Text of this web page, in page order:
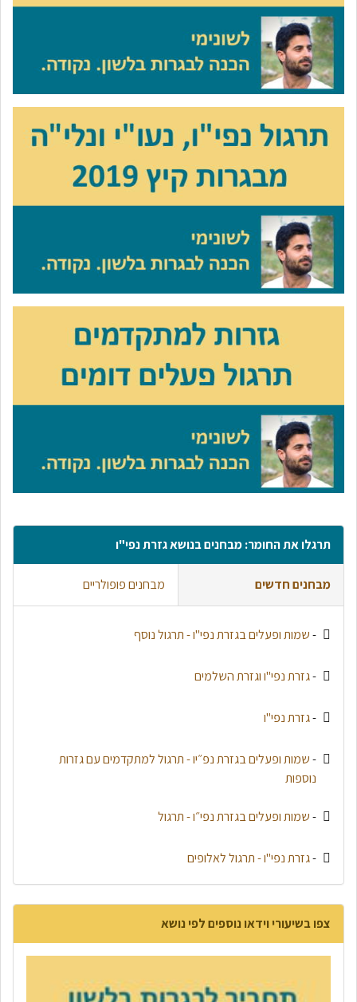
תרגלו את החומר: מבחנים בנושא גזרת נפי"ו
מבחנים חדשים מבחנים פופולריים
-שמות ופעלים בגזרת נפי"ו - תרגול נוסף
-גזרת נפי"ו וגזרת השלמים
-גזרת נפי"ו
-שמות ופעלים בגזרת נפ״יו - תרגול למתקדמים עם גזרות
נוספות
-שמות ופעלים בגזרת נפי״ו - תרגול
-גזרת נפי"ו - תרגול לאלופים
צפו בשיעורי וידאו נוספים לפי נושא